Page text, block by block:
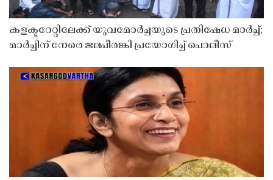
കളക്ടറേറ്റിലേക്ക് യുവമോർച്ചയുടെ പ്രതിഷേധ മാർച്ച്;
മാർച്ചിന് നേരെ ജലപീരങ്കി പ്രയോഗിച്ച് പൊലീസ്